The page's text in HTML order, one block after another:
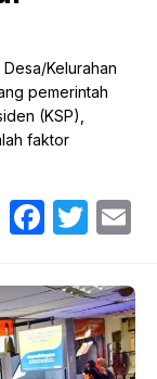
Kelurahan
pemerintah
(KSP),
faktor